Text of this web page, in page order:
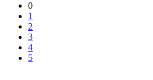
0
1
2
3
4
5